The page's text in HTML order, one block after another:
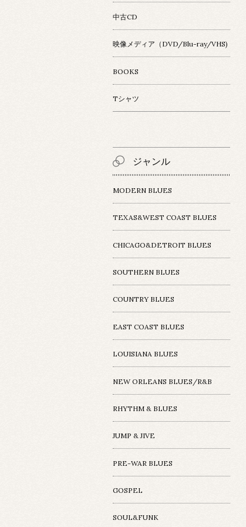
中古CD
映像メディア（DVD/Blu-ray/VHS)
BOOKS
Tシャツ
ジャンル
MODERN BLUES
TEXAS&WEST COAST BLUES
CHICAGO&DETROIT BLUES
SOUTHERN BLUES
COUNTRY BLUES
EAST COAST BLUES
LOUISIANA BLUES
NEW ORLEANS BLUES/R&B
RHYTHM & BLUES
JUMP & JIVE
PRE-WAR BLUES
GOSPEL
SOUL&FUNK